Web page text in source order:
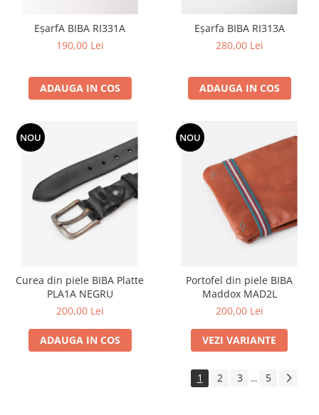
EșarfA BIBA RI331A
190,00 Lei
ADAUGA IN COS
Eșarfa BIBA RI313A
280,00 Lei
ADAUGA IN COS
NOU
Curea din piele BIBA Platte
PLA1A NEGRU
200,00 Lei
ADAUGA IN COS
NOU
Portofel din piele BIBA
Maddox MAD2L
200,00 Lei
VEZI VARIANTE
1 2 3 ... 5